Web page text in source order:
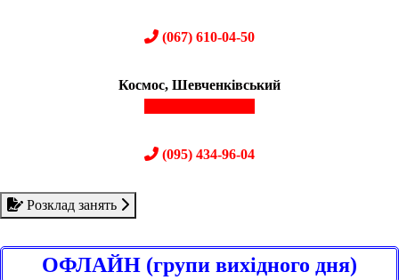
(067) 610-04-50
Космос, Шевченківський
(095) 434-96-04
Розклад занять
ОФЛАЙН (групи вихідного дня)